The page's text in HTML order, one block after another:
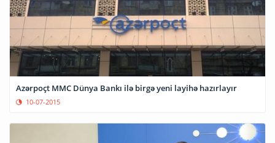
Azərpoçt MMC Dünya Bankı ilə birgə yeni layihə hazırlayır
10-07-2015